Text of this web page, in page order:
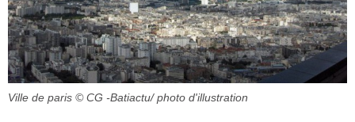
Ville de paris © CG -Batiactu/ photo d'illustration